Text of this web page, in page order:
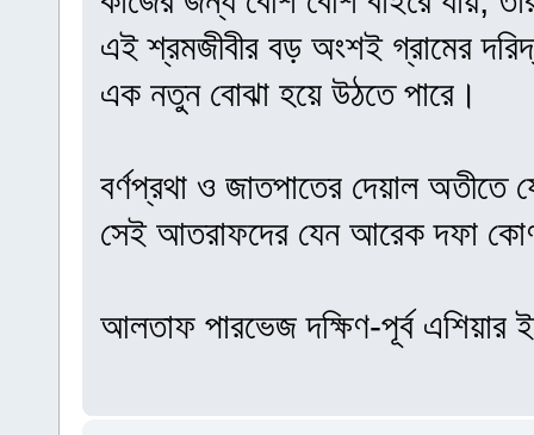
এই শ্রমজীবীর বড় অংশই গ্রামের
এক নতুন বোঝা হয়ে উঠতে পারে।
বর্ণপ্রথা ও জাতপাতের দেয়াল অতীতে
সেই আতরাফদের যেন আরেক দফা
আলতাফ পারভেজ দক্ষিণ-পূর্ব এশিয়ার